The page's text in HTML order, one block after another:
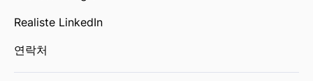
Realiste LinkedIn
연락처